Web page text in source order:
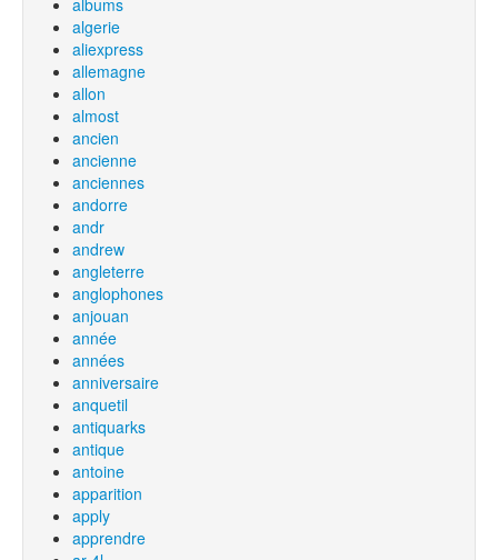
albums
algerie
aliexpress
allemagne
allon
almost
ancien
ancienne
anciennes
andorre
andr
andrew
angleterre
anglophones
anjouan
année
années
anniversaire
anquetil
antiquarks
antique
antoine
apparition
apply
apprendre